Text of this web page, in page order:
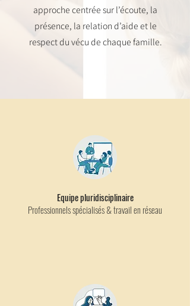
approche centrée sur l’écoute, la
présence, la relation d’aide et le
respect du vécu de chaque famille.
Equipe pluridisciplinaire
Professionnels spécialisés & travail en réseau